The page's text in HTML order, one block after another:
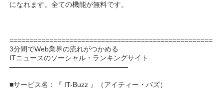
になれます。全ての機能が無料です。
===================================================
3分間でWeb業界の流れがつかめる
ITニュースのソーシャル・ランキングサイト
—————————————————
■サービス名：『 IT-Buzz 』（アイティー・バズ）